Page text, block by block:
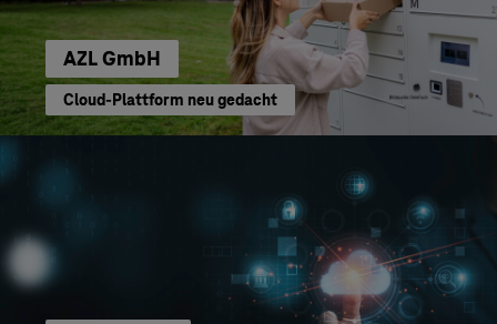
AZL GmbH
Cloud-Plattform neu gedacht